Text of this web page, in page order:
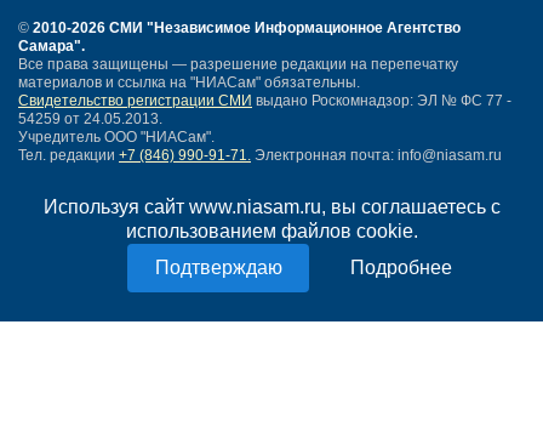
Используя сайт www.niasam.ru, вы соглашаетесь с
использованием файлов cookie.
Подробнее
© 2010-2026 СМИ "Независимое Информационное Агентство
Самара".
Все права защищены — разрешение редакции на перепечатку
материалов и ссылка на "НИАСам" обязательны.
Свидетельство регистрации СМИ выдано Роскомнадзор: ЭЛ № ФС 77 -
54259 от 24.05.2013.
Учредитель ООО "НИАСам".
Тел. редакции +7 (846) 990-91-71. Электронная почта: info@niasam.ru
Карта сайта
Нашли ошибку?
Политика конфиденциальности
Согласие на обработку персональных данных